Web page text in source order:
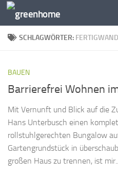
Zum Inhalt springen
SCHLAGWÖRTER:
BAUEN
Barrierefrei Wohnen
Mit Vernunft und Blick auf die
Hans Unterbusch einen
rollstuhlgerechten Bungalow
Gartengrundstück in
großen Haus zu trennen, ist